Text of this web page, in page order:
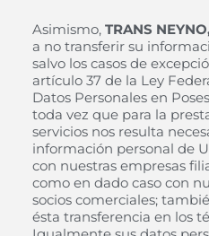
Asimismo,TRANS
a no transferir su
salvo los casos de
artículo 37 de la Ley
Datos Personales en
toda vez que para la
servicios nos resulta
información personal de
con nuestras empresas
como en dado caso con
socios comerciales;
ésta transferencia en los